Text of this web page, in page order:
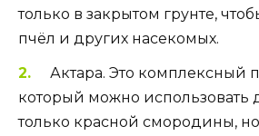
только в закрытом грунте,
пчёл и других насекомых.
Актара. Это комплексный
который можно использовать
только красной смородины,